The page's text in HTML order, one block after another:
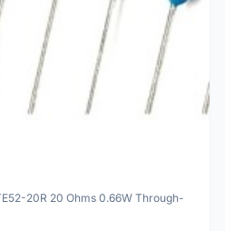
20R 20 Ohms 0.66W Through-